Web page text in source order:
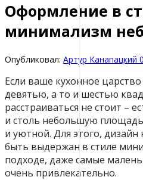
Оформление в
минимализм
Опубликовал: Артур Канапацкий 0
Если ваше кухонное
девятью, а то и шестью
расстраиваться не стоит –
и столь небольшую
и уютной. Для этого,
быть выдержан в стиле
подходе, даже самые
очень привлекательно.